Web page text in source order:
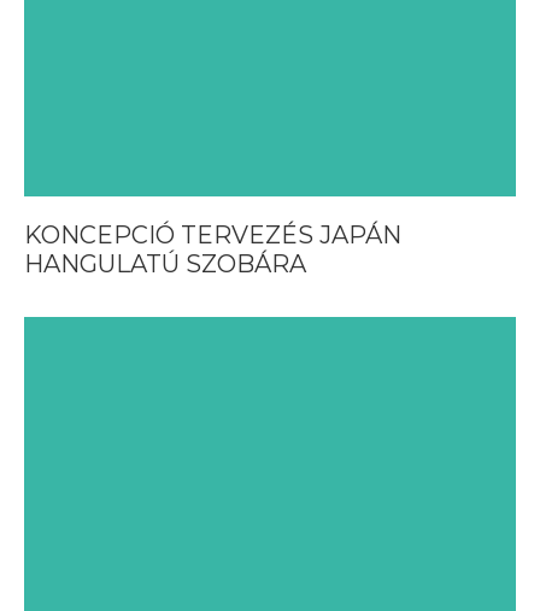
KONCEPCIÓ TERVEZÉS JAPÁN
HANGULATÚ SZOBÁRA